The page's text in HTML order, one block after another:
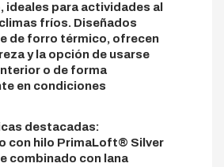
ideales para actividades al
fríos. Diseñados
de forro térmico, ofrecen
y la opción de usarse
o de forma
en condiciones
destacadas:
con hilo PrimaLoft® Silver
combinado con lana